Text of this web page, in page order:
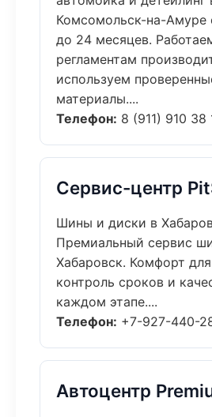
Комсомольск-на-Амуре
до 24 месяцев.
регламентам
используем
материалы....
Телефон: 8 (911) 910 38
Сервис-центр
Шины и диски в
Премиальный сервис
Хабаровск. Комфорт
контроль сроков и
каждом этапе....
Телефон: +7-927-440-
Автоцентр